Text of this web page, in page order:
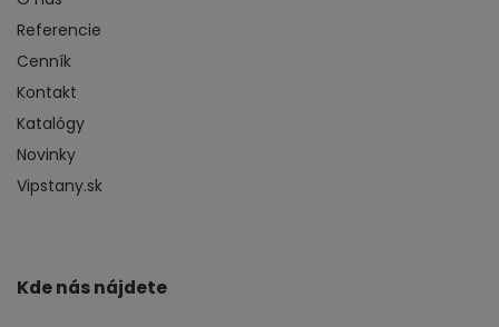
Referencie
Cenník
Kontakt
Katalógy
Novinky
Vipstany.sk
Kde nás nájdete